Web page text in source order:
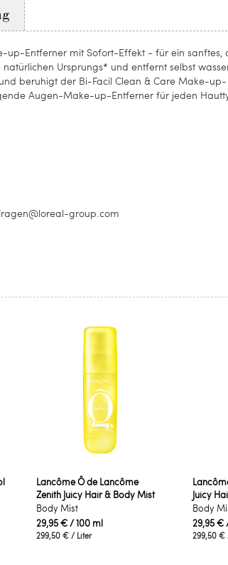
up-Entferner mit Sofort-Effekt - für ein sanftes,
Ursprungs* und entfernt selbst
beruhigt der Bi-Facil Clean & Care Make-up-
Augen-Make-up-Entferner für jeden
fragen@loreal-group.com
Lancôme Ô de Lancôme
Zenith Juicy Hair & Body Mist
Body Mist
29,95 €/ 100 ml
299,50 € / Liter
Juicy
Body
29,95 €
299,50 €